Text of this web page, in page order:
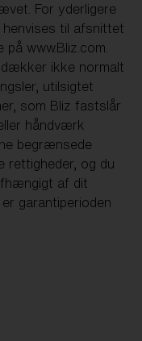
For yderligere
til afsnittet
www.Bliz.com.
ikke normalt
utilsigtet
som Bliz fastslår
håndværk
begrænsede
rettigheder, og du
af dit
garantiperioden